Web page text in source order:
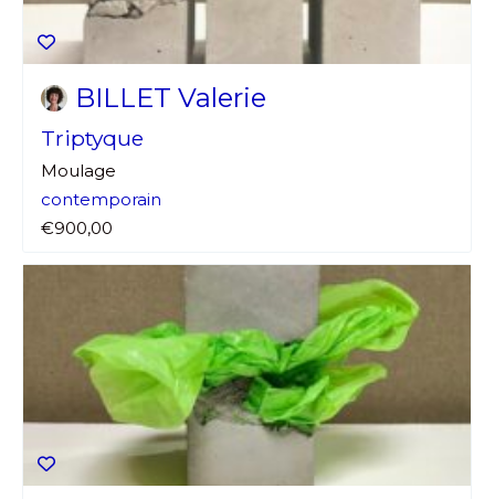
BILLET Valerie
Triptyque
Moulage
contemporain
€900,00